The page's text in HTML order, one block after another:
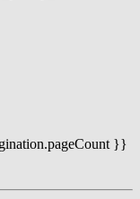
}}